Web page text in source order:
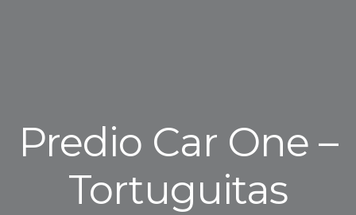
Predio Car One –
Tortuguitas